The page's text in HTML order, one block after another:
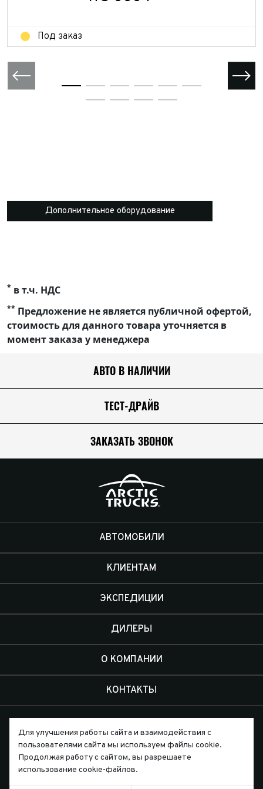
Под заказ
Дополнительное оборудование
* в т.ч. НДС
** Предложение не является публичной офертой,
стоимость для данного товара уточняется в
момент заказа у менеджера
АВТО В НАЛИЧИИ
ТЕСТ-ДРАЙВ
ЗАКАЗАТЬ ЗВОНОК
АВТОМОБИЛИ
КЛИЕНТАМ
ЭКСПЕДИЦИИ
ДИЛЕРЫ
О КОМПАНИИ
КОНТАКТЫ
Письмо директору
Отправить
Для улучшения работы сайта и взаимодействия с
пользователями сайта мы используем файлы cookie.
Продолжая работу с сайтом, вы разрешаете
использование cookie-файлов.